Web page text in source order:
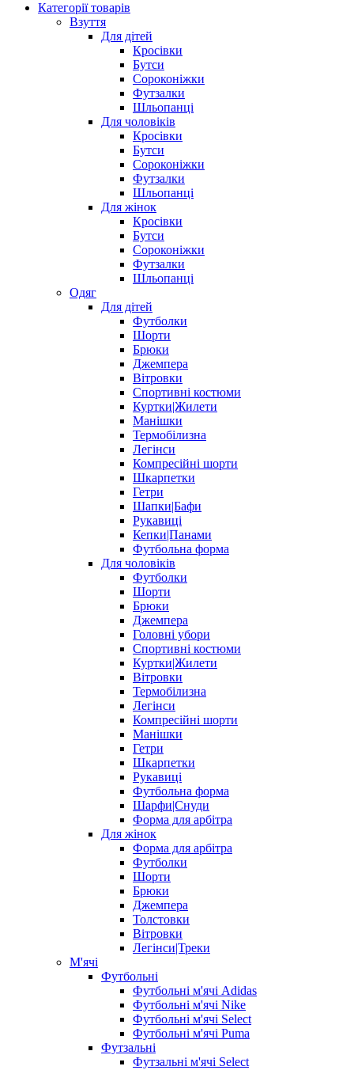
Категорії товарів
Взуття
Для дітей
Кросівки
Бутси
Сороконіжки
Футзалки
Шльопанці
Для чоловіків
Кросівки
Бутси
Сороконіжки
Футзалки
Шльопанці
Для жінок
Кросівки
Бутси
Сороконіжки
Футзалки
Шльопанці
Одяг
Для дітей
Футболки
Шорти
Брюки
Джемпера
Вітровки
Спортивні костюми
Куртки|Жилети
Манішки
Термобілизна
Легінси
Компресійні шорти
Шкарпетки
Гетри
Шапки|Бафи
Рукавиці
Кепки|Панами
Футбольна форма
Для чоловіків
Футболки
Шорти
Брюки
Джемпера
Головні убори
Спортивні костюми
Куртки|Жилети
Вітровки
Термобілизна
Легінси
Компресійні шорти
Манішки
Гетри
Шкарпетки
Рукавиці
Футбольна форма
Шарфи|Снуди
Форма для арбітра
Для жінок
Форма для арбітра
Футболки
Шорти
Брюки
Джемпера
Толстовки
Вітровки
Легінси|Треки
М'ячі
Футбольні
Футбольні м'ячі Adidas
Футбольні м'ячі Nike
Футбольні м'ячі Select
Футбольні м'ячі Puma
Футзальні
Футзальні м'ячі Select